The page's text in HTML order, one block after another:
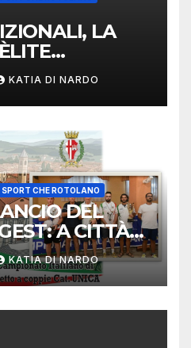
LA
ITALIANA
AL
A
KATIA DI NARDO
SPORT CHE ROTOLANO
DEL
A CITTÀ
ED UMBRI
KATIA DI NARDO